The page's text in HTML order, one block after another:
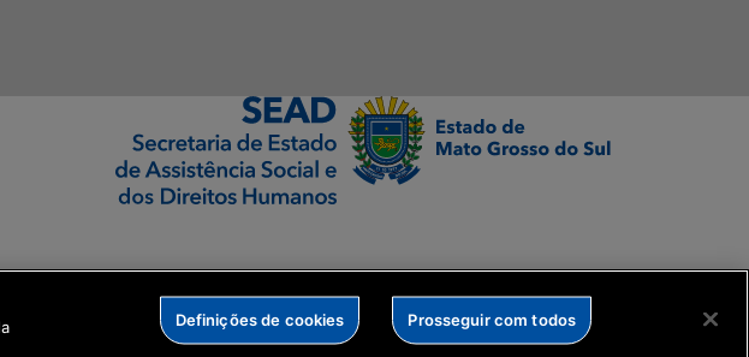
Definições de cookies Prosseguir com todos